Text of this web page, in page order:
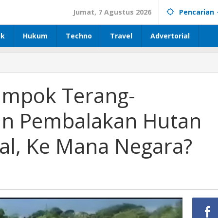
Jumat, 7 Agustus 2026 Pencarian
Hukum Techno Travel Advertorial
Terang-
Pembalakan Hutan
Ke Mana Negara?